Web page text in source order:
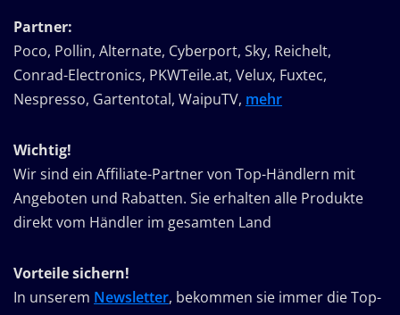
Partner:
Poco, Pollin, Alternate, Cyberport, Sky, Reichelt,
Conrad-Electronics, PKWTeile.at, Velux, Fuxtec,
Nespresso, Gartentotal, WaipuTV, mehr
Wichtig!
Wir sind ein Affiliate-Partner von Top-Händlern mit
Angeboten und Rabatten. Sie erhalten alle Produkte
direkt vom Händler im gesamten Land
Vorteile sichern!
In unserem Newsletter, bekommen sie immer die Top-